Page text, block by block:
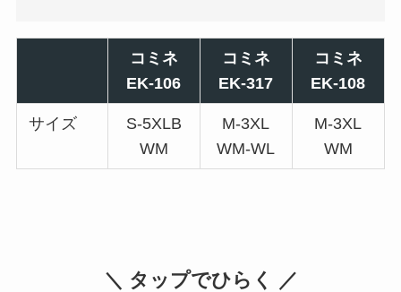
コミネ
EK-106
コミネ
EK-317
コミネ
EK-108
サイズ
S-5XLB
WM
M-3XL
WM-WL
M-3XL
WM
＼ タップでひらく ／